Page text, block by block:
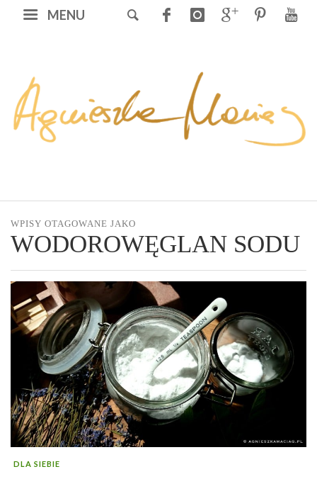
MENU
WPISY OTAGOWANE JAKO
WODOROWĘGLAN SODU
DLA SIEBIE